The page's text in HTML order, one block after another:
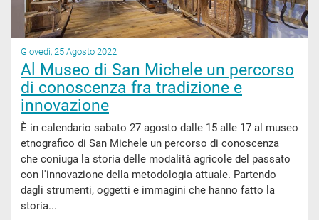
Giovedì, 25 Agosto 2022
Al Museo di San Michele un percorso
di conoscenza fra tradizione e
innovazione
È in calendario sabato 27 agosto dalle 15 alle 17 al museo
etnografico di San Michele un percorso di conoscenza
che coniuga la storia delle modalità agricole del passato
con l'innovazione della metodologia attuale. Partendo
dagli strumenti, oggetti e immagini che hanno fatto la
storia...